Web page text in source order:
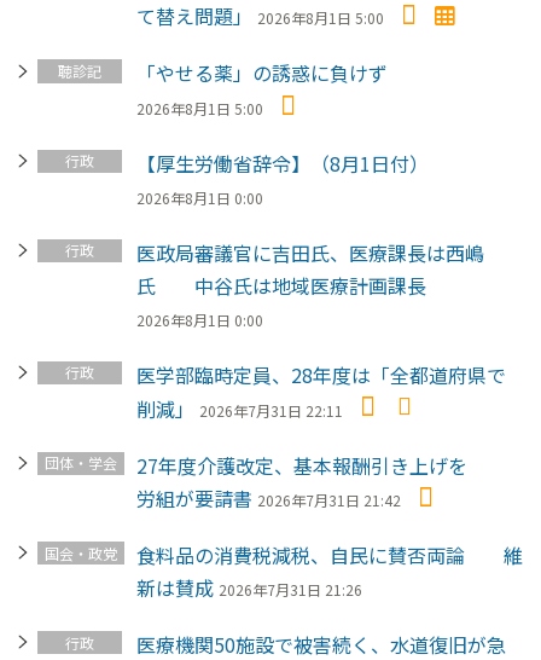
て替え問題」
2026年8月1日 5:00
聴診記 「やせる薬」の誘惑に負けず
2026年8月1日 5:00
行政 【厚生労働省辞令】（8月1日付）
2026年8月1日 0:00
行政
医政局審議官に吉田氏、医療課長は西嶋
氏 中谷氏は地域医療計画課長
2026年8月1日 0:00
行政
医学部臨時定員、28年度は「全都道府県で
削減」
2026年7月31日 22:11
団体・学会
27年度介護改定、基本報酬引き上げを
労組が要請書 2026年7月31日 21:42
国会・政党
食料品の消費税減税、自民に賛否両論 維
新は賛成 2026年7月31日 21:26
行政
医療機関50施設で被害続く、水道復旧が急